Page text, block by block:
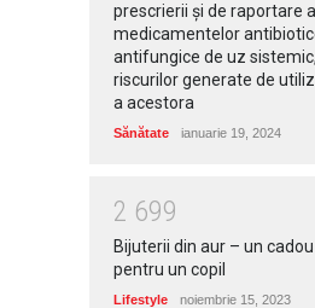
prescrierii și de raportare
medicamentelor
antifungice de uz
riscurilor generate de
a acestora
Sănătate ianuarie 19, 2024
2 699
Bijuterii din aur – un
pentru un copil
Lifestyle noiembrie 15, 2023